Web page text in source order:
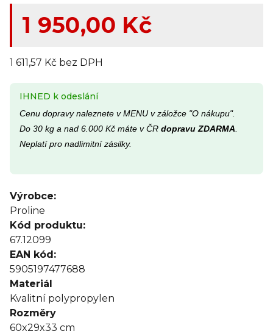
1 950,00 Kč
1 611,57 Kč bez DPH
IHNED k odeslání
Cenu dopravy naleznete v MENU v záložce "O nákupu".
Do 30 kg a nad 6.000 Kč máte v ČR dopravu ZDARMA
Neplatí pro nadlimitní zásilky.
Výrobce:
Proline
Kód produktu:
67.12099
EAN kód:
5905197477688
Materiál
Kvalitní polypropylen
Rozměry
60x29x33 cm